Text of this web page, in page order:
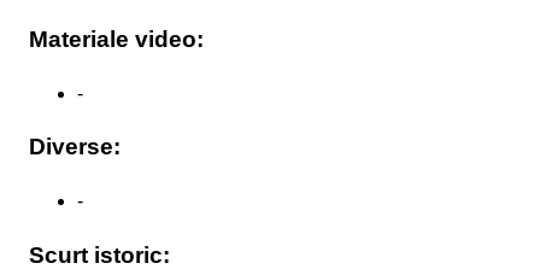
Materiale video:
-
Diverse:
-
Scurt istoric: